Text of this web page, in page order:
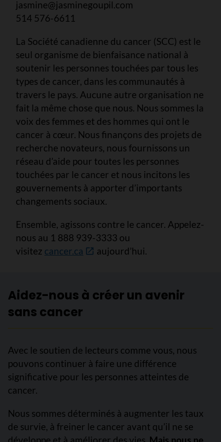
jasmine@jasminegoupil.com
514 576-6611
La Société canadienne du cancer (SCC) est le
seul organisme de bienfaisance national à
soutenir les personnes touchées par tous les
types de cancer, dans les communautés à
travers le pays. Aucune autre organisation ne
fait la même chose que nous. Nous sommes la
voix des femmes et des hommes qui ont le
cancer à cœur. Nous finançons des projets de
recherche novateurs, nous fournissons un
réseau d’aide pour toutes les personnes
touchées par le cancer et nous incitons les
gouvernements à apporter d’importants
changements sociaux.
Ensemble, agissons contre le cancer. Appelez-
nous au 1 888 939-3333 ou
visitez cancer.ca aujourd’hui.
Aidez-nous à créer un avenir
sans cancer
Avec le soutien de lecteurs comme vous, nous
pouvons continuer à faire une différence
significative pour les personnes atteintes de
cancer.
Nous sommes déterminés à augmenter les taux
de survie, à freiner le cancer avant qu’il ne se
développe et à améliorer des vies. Mais nous ne